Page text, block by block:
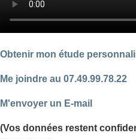
Obtenir mon étude
Me joindre au 07.49.99.78.22
M'envoyer un E-mail
(Vos données restent